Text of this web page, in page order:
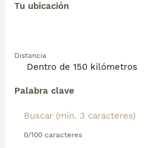
Tu ubicación
Distancia
Palabra clave
0/100 caracteres